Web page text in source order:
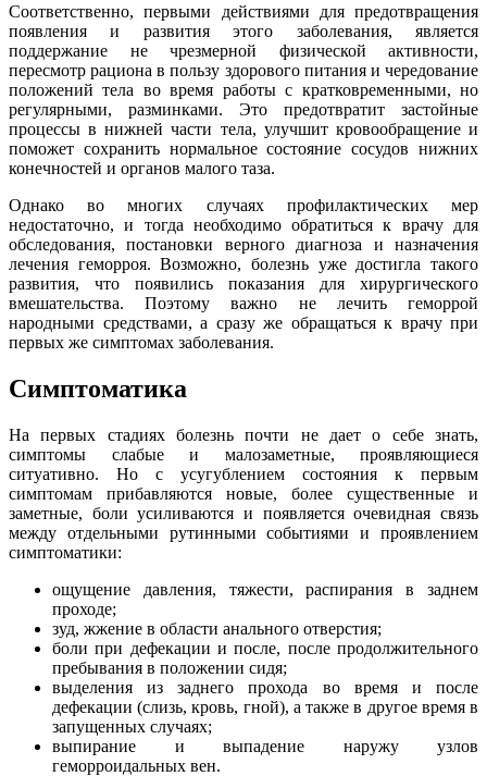
Соответственно, первыми действиями для предотвращения
появления и развития этого заболевания, является
поддержание не чрезмерной физической активности,
пересмотр рациона в пользу здорового питания и чередование
положений тела во время работы с кратковременными, но
регулярными, разминками. Это предотвратит застойные
процессы в нижней части тела, улучшит кровообращение и
поможет сохранить нормальное состояние сосудов нижних
конечностей и органов малого таза.
Однако во многих случаях профилактических мер
недостаточно, и тогда необходимо обратиться к врачу для
обследования, постановки верного диагноза и назначения
лечения геморроя. Возможно, болезнь уже достигла такого
развития, что появились показания для хирургического
вмешательства. Поэтому важно не лечить геморрой
народными средствами, а сразу же обращаться к врачу при
первых же симптомах заболевания.
Симптоматика
На первых стадиях болезнь почти не дает о себе знать,
симптомы слабые и малозаметные, проявляющиеся
ситуативно. Но с усугублением состояния к первым
симптомам прибавляются новые, более существенные и
заметные, боли усиливаются и появляется очевидная связь
между отдельными рутинными событиями и проявлением
симптоматики:
ощущение давления, тяжести, распирания в заднем
проходе;
зуд, жжение в области анального отверстия;
боли при дефекации и после, после продолжительного
пребывания в положении сидя;
выделения из заднего прохода во время и после
дефекации (слизь, кровь, гной), а также в другое время в
запущенных случаях;
выпирание и выпадение наружу узлов
геморроидальных вен.